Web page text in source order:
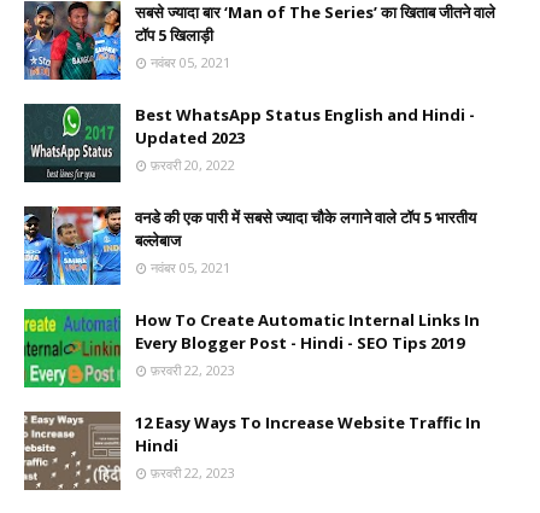
सबसे ज्यादा बार ‘Man of The Series’ का खिताब जीतने वाले
टॉप 5 खिलाड़ी
नवंबर 05, 2021
Best WhatsApp Status English and Hindi -
Updated 2023
फ़रवरी 20, 2022
वनडे की एक पारी में सबसे ज्यादा चौके लगाने वाले टॉप 5 भारतीय
बल्लेबाज
नवंबर 05, 2021
How To Create Automatic Internal Links In
Every Blogger Post - Hindi - SEO Tips 2019
फ़रवरी 22, 2023
12 Easy Ways To Increase Website Traffic In
Hindi
फ़रवरी 22, 2023